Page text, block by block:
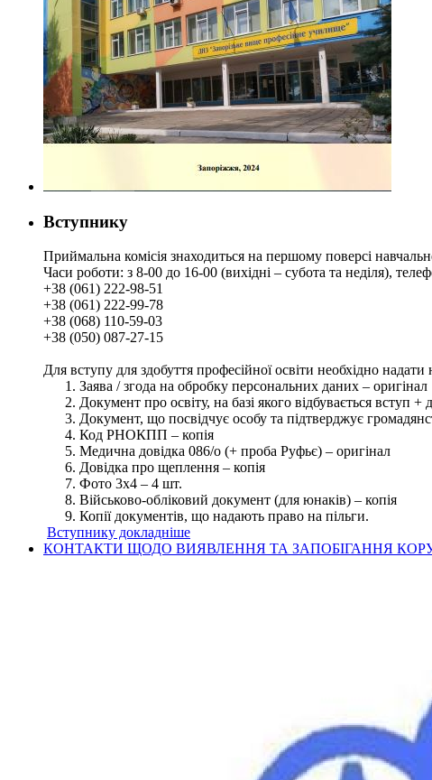
Вступнику
Приймальна комісія знаходиться на першому поверсі
Часи роботи: з 8-00 до 16-00 (вихідні – субота та неділя),
+38 (061) 222-98-51
+38 (061) 222-99-78
+38 (068) 110-59-03
+38 (050) 087-27-15
Для вступу для здобуття професійної освіти необхідно
Заява / згода на обробку персональних даних – оригінал
Документ про освіту, на базі якого відбувається вступ +
Документ, що посвідчує особу та підтверджує
Код РНОКПП – копія
Медична довідка 086/о (+ проба Руфьє) – оригінал
Довідка про щеплення – копія
Фото 3х4 – 4 шт.
Військово-обліковий документ (для юнаків) – копія
Копії документів, що надають право на пільги.
Вступнику докладніше
КОНТАКТИ ЩОДО ВИЯВЛЕННЯ ТА ЗАПОБІГАННЯ